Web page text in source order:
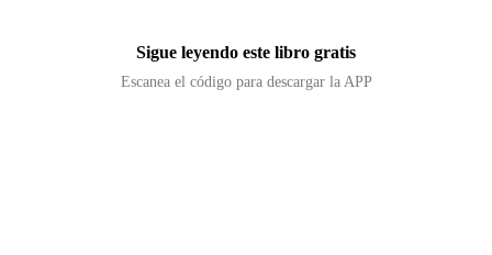
Sigue leyendo este libro gratis
Escanea el código para descargar la APP